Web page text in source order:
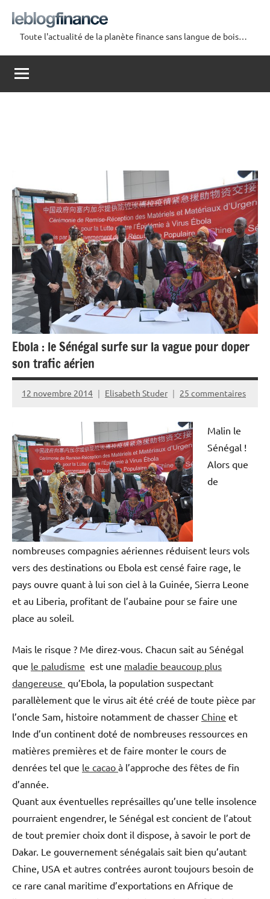
contenu
Le
Blog
Finance
Toute l'actualité de la planète finance sans langue de bois…
Ebola : le Sénégal surfe sur la vague pour doper
son trafic aérien
12 novembre 2014 Elisabeth Studer 25 commentaires
Malin le
Sénégal !
Alors que
de
nombreuses compagnies aériennes réduisent leurs vols
vers des destinations ou Ebola est censé faire rage, le
pays ouvre quant à lui son ciel à la Guinée, Sierra Leone
et au Liberia, profitant de l’aubaine pour se faire une
place au soleil.
Mais le risque ? Me direz-vous. Chacun sait au Sénégal
que le paludisme est une maladie beaucoup plus
dangereuse qu’Ebola, la population suspectant
parallèlement que le virus ait été créé de toute pièce par
l’oncle Sam, histoire notamment de chasser Chine et
Inde d’un continent doté de nombreuses ressources en
matières premières et de faire monter le cours de
denrées tel que le cacao à l’approche des fêtes de fin
d’année.
Quant aux éventuelles représailles qu’une telle insolence
pourraient engendrer, le Sénégal est concient de l’atout
de tout premier choix dont il dispose, à savoir le port de
Dakar. Le gouvernement sénégalais sait bien qu’autant
Chine, USA et autres contrées auront toujours besoin de
ce rare canal maritime d’exportations en Afrique de